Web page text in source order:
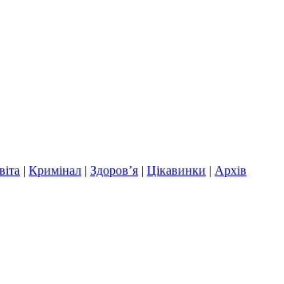
| Кримінал | Здоров’я | Цікавинки | Архів